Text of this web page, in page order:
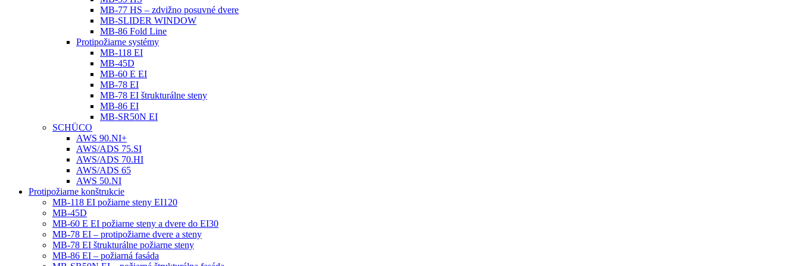
MB-77 HS – zdvižno posuvné dvere
MB-SLIDER WINDOW
MB-86 Fold Line
Protipožiarne systémy
MB-118 EI
MB-45D
MB-60 E EI
MB-78 EI
MB-78 EI štrukturálne steny
MB-86 EI
MB-SR50N EI
SCHÜCO
AWS 90.NI+
AWS/ADS 75.SI
AWS/ADS 70.HI
AWS/ADS 65
AWS 50.NI
Protipožiarne konštrukcie
MB-118 EI požiarne steny EI120
MB-45D
MB-60 E EI požiarne steny a dvere do EI30
MB-78 EI – protipožiarne dvere a steny
MB-78 EI štrukturálne požiarne steny
MB-86 EI – požiarná fasáda